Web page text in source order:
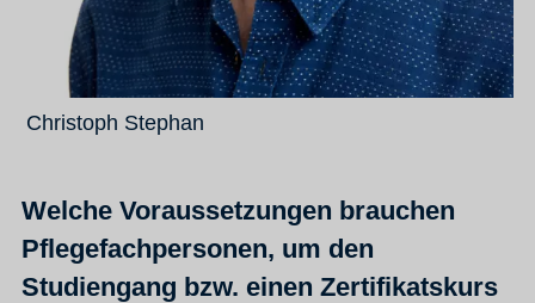
Christoph Stephan
Welche Voraussetzungen brauchen
Pflegefachpersonen, um den
Studiengang bzw. einen Zertifikatskurs